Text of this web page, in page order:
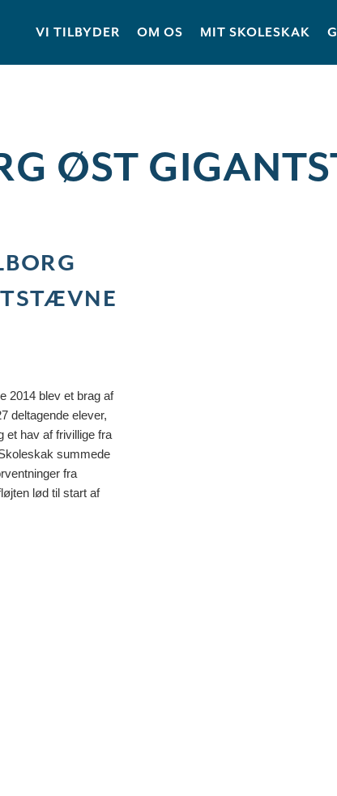
VI TILBYDER OM OS MIT SKOLESKAK
ØST
2014 blev et brag af
deltagende elever,
et hav af frivillige fra
summede
fra
lød til start af